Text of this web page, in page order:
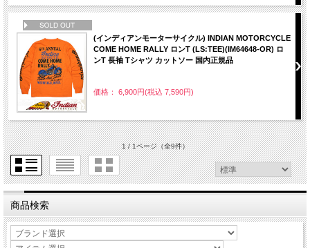
(インディアンモーターサイクル) INDIAN MOTORCYCLE
COME HOME RALLY ロンT (LS:TEE)(IM64648-OR) ロ
ンT 長袖 Tシャツ カットソー 国内正規品
価格： 6,900円(税込 7,590円)
1 / 1ページ（全9件）
商品検索